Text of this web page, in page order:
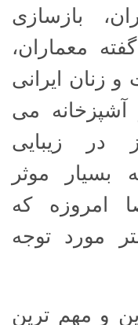
بازسازی
معماران،
زنان ایرانی
می
در زیبایی
بسیار موثر
امروزه که
مورد توجه
و مهم ترین